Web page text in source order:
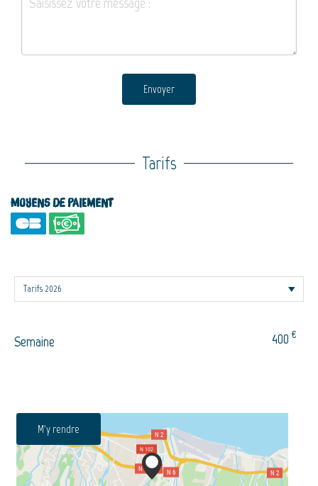
Envoyer
Tarifs
Moyens de paiement
Semaine 400 €
M'y rendre